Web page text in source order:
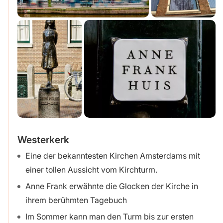
Westerkerk
Eine der bekanntesten Kirchen Amsterdams mit
einer tollen Aussicht vom Kirchturm.
Anne Frank erwähnte die Glocken der Kirche in
ihrem berühmten Tagebuch
Im Sommer kann man den Turm bis zur ersten